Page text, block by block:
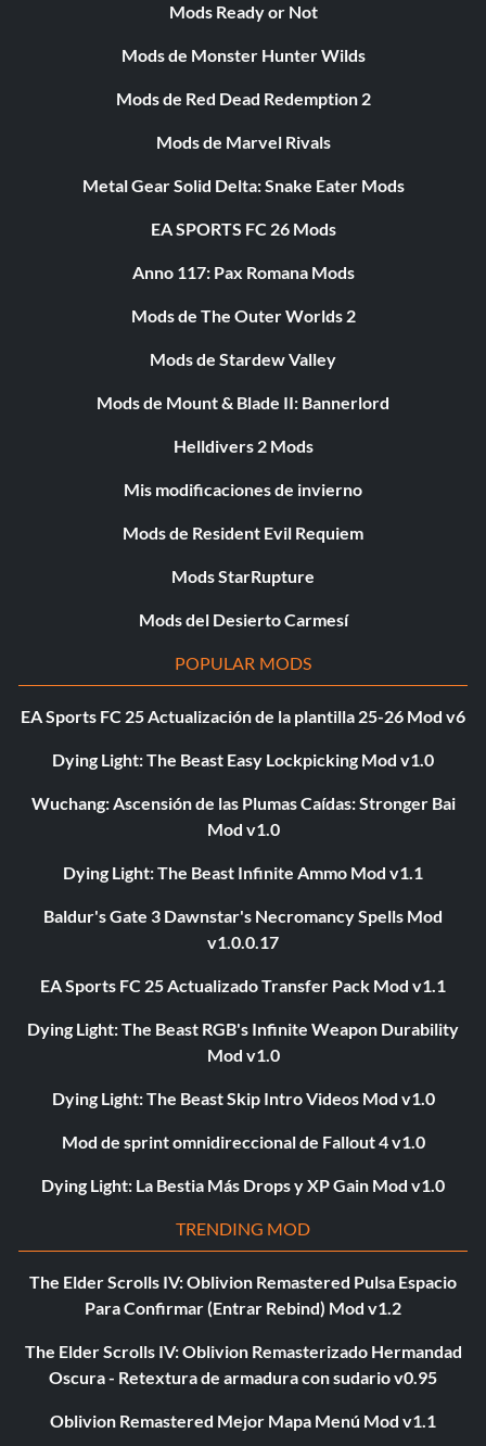
Mods Ready or Not
Mods de Monster Hunter Wilds
Mods de Red Dead Redemption 2
Mods de Marvel Rivals
Metal Gear Solid Delta: Snake Eater Mods
EA SPORTS FC 26 Mods
Anno 117: Pax Romana Mods
Mods de The Outer Worlds 2
Mods de Stardew Valley
Mods de Mount & Blade II: Bannerlord
Helldivers 2 Mods
Mis modificaciones de invierno
Mods de Resident Evil Requiem
Mods StarRupture
Mods del Desierto Carmesí
POPULAR MODS
EA Sports FC 25 Actualización de la plantilla 25-26 Mod v6
Dying Light: The Beast Easy Lockpicking Mod v1.0
Wuchang: Ascensión de las Plumas Caídas: Stronger Bai
Mod v1.0
Dying Light: The Beast Infinite Ammo Mod v1.1
Baldur's Gate 3 Dawnstar's Necromancy Spells Mod
v1.0.0.17
EA Sports FC 25 Actualizado Transfer Pack Mod v1.1
Dying Light: The Beast RGB's Infinite Weapon Durability
Mod v1.0
Dying Light: The Beast Skip Intro Videos Mod v1.0
Mod de sprint omnidireccional de Fallout 4 v1.0
Dying Light: La Bestia Más Drops y XP Gain Mod v1.0
TRENDING MOD
The Elder Scrolls IV: Oblivion Remastered Pulsa Espacio
Para Confirmar (Entrar Rebind) Mod v1.2
The Elder Scrolls IV: Oblivion Remasterizado Hermandad
Oscura - Retextura de armadura con sudario v0.95
Oblivion Remastered Mejor Mapa Menú Mod v1.1